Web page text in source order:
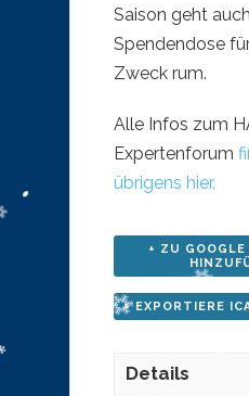
Saison geht
Spendendose
Zweck rum.
Alle Infos zum
Expertenforum
übrigens hier.
+ ZU GOOGLE
+ EXPORTIERE
Details